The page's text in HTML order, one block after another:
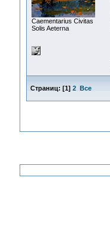
Сaementarius Civitas
Solis Aeterna
Страниц: [1] 2 Все